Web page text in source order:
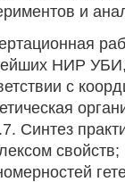
и
НИР
с
Синтез